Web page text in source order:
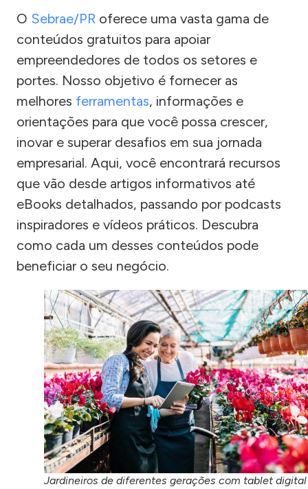
O Sebrae/PR oferece uma vasta gama de
conteúdos gratuitos para apoiar
empreendedores de todos os setores e
portes. Nosso objetivo é fornecer as
melhores ferramentas, informações e
orientações para que você possa crescer,
inovar e superar desafios em sua jornada
empresarial. Aqui, você encontrará recursos
que vão desde artigos informativos até
eBooks detalhados, passando por podcasts
inspiradores e vídeos práticos. Descubra
como cada um desses conteúdos pode
beneficiar o seu negócio.
Jardineiros de diferentes gerações com tablet digital